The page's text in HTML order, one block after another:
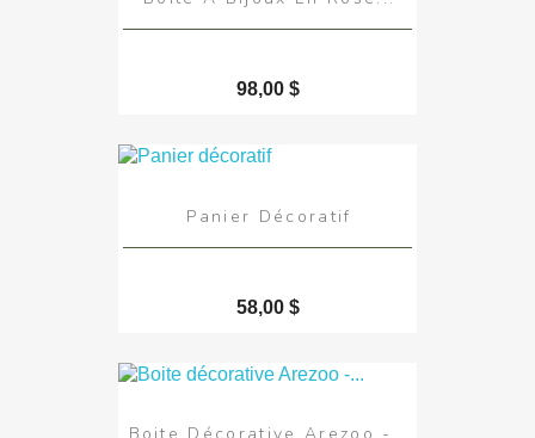
98,00 $
Panier Décoratif
58,00 $